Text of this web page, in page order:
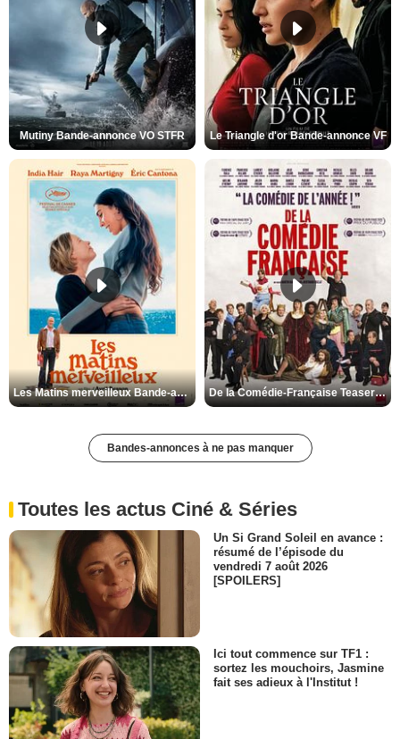
Mutiny Bande-annonce VO STFR Le Triangle d'or Bande-annonce VF
Les Matins merveilleux Bande-annonce VF De la Comédie-Française Teaser VF
Bandes-annonces à ne pas manquer
Toutes les actus Ciné & Séries
Un Si Grand Soleil en avance :
résumé de l’épisode du
vendredi 7 août 2026
[SPOILERS]
Ici tout commence sur TF1 :
sortez les mouchoirs, Jasmine
fait ses adieux à l'Institut !